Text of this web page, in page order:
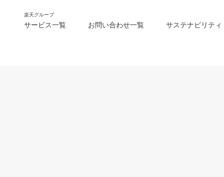
楽天グループ
サービス一覧 お問い合わせ一覧 サステナビリティ